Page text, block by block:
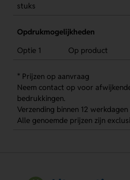
stuks
Opdrukmogelijkheden
Optie 1
Op product
* Prijzen op aanvraag
Neem contact op voor
bedrukkingen.
Verzending binnen 12
Alle genoemde prijzen zijn